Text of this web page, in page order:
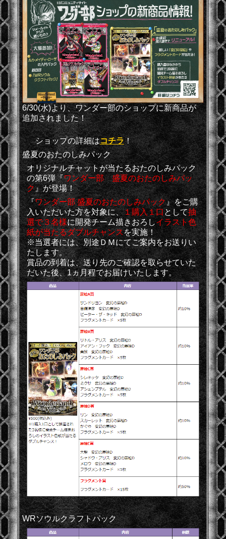
6/30(水)より、ワンダー部のショップに新商品が
追加されました！
ショップの詳細はコチラ！
盛夏のおたのしみパック
オリジナルチャットが当たるおたのしみパック
の第6弾『ワンダー部 盛夏のおたのしみパッ
ク』が登場！
『ワンダー部 盛夏のおたのしみパック』をご購
入いただいた方を対象に、１購入１口として抽
選で３名様に開発チーム描きおろしイラスト色
紙が当たるダブルチャンスを実施！
※当選者には、別途ＤＭにてご案内をお送りい
たします。
賞品の到着は、送り先のご確認を取らせていた
だいた後、1ヵ月程でお届けいたします。
WRソウルクラフトパック